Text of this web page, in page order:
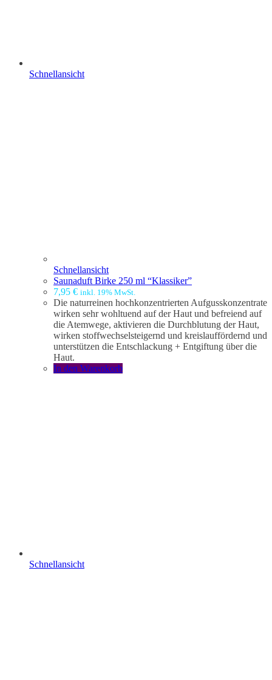
Schnellansicht
Schnellansicht
Saunaduft Birke 250 ml “Klassiker”
7,95 € inkl. 19% MwSt.
Die naturreinen hochkonzentrierten Aufgusskonzentrate
wirken sehr wohltuend auf der Haut und befreiend auf
die Atemwege, aktivieren die Durchblutung der Haut,
wirken stoffwechselsteigernd und kreislauffördernd und
unterstützen die Entschlackung + Entgiftung über die
Haut.
In den Warenkorb
Schnellansicht